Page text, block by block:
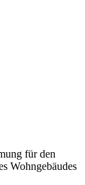
für den
Wohngebäudes